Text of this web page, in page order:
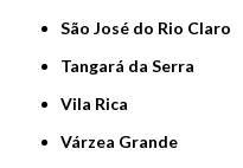
São José do Rio Claro
Tangará da Serra
Vila Rica
Várzea Grande